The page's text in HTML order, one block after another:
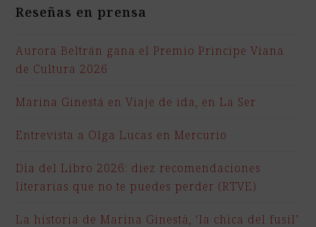
Reseñas en prensa
Aurora Beltrán gana el Premio Principe Viana
de Cultura 2026
Marina Ginestá en Viaje de ida, en La Ser
Entrevista a Olga Lucas en Mercurio
Día del Libro 2026: diez recomendaciones
literarias que no te puedes perder (RTVE)
La historia de Marina Ginestà, ‘la chica del fusil’